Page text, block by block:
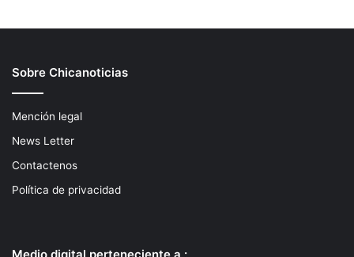
Sobre Chicanoticias
Mención legal
News Letter
Contactenos
Política de privacidad